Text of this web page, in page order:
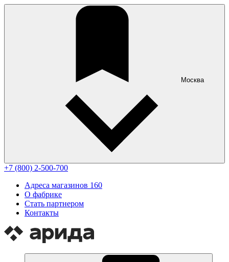
Москва
+7 (800) 2-500-700
Адреса магазинов 160
О фабрике
Стать партнером
Контакты